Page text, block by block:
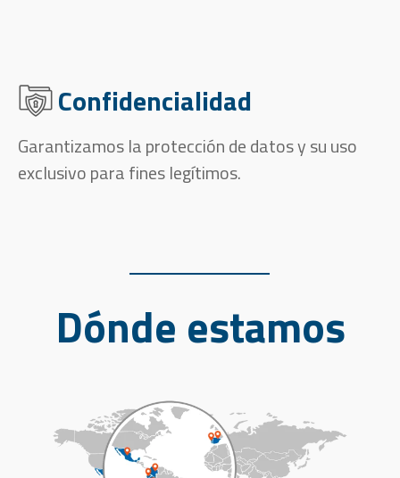
Confidencialidad
Garantizamos la protección de datos y su uso
exclusivo para fines legítimos.
Dónde estamos